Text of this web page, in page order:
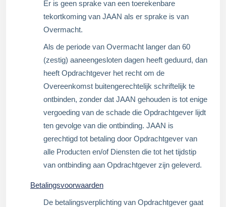
Er is geen sprake van een toerekenbare
tekortkoming van JAAN als er sprake is van
Overmacht.
Als de periode van Overmacht langer dan 60
(zestig) aaneengesloten dagen heeft geduurd, dan
heeft Opdrachtgever het recht om de
Overeenkomst buitengerechtelijk schriftelijk te
ontbinden, zonder dat JAAN gehouden is tot enige
vergoeding van de schade die Opdrachtgever lijdt
ten gevolge van die ontbinding. JAAN is
gerechtigd tot betaling door Opdrachtgever van
alle Producten en/of Diensten die tot het tijdstip
van ontbinding aan Opdrachtgever zijn geleverd.
Betalingsvoorwaarden
De betalingsverplichting van Opdrachtgever gaat